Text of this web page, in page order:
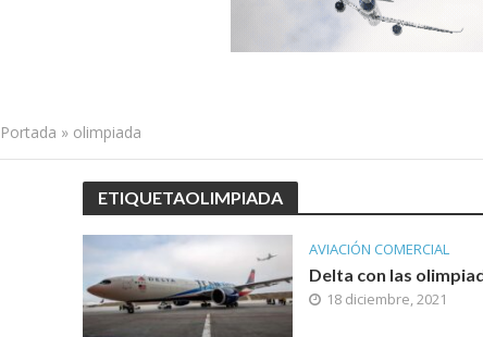
Portada » olimpiada
ETIQUETAOLIMPIADA
AVIACIÓN COMERCIAL
Delta con las
18 diciembre, 2021